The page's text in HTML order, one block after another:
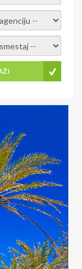
-
-